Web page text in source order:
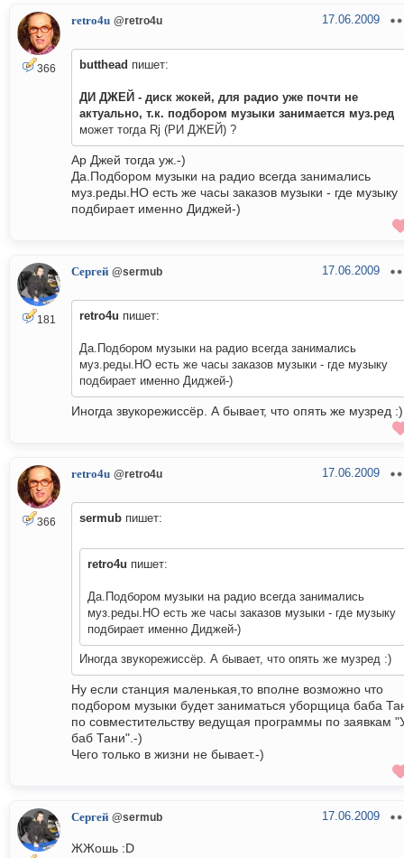
366
retro4u @retro4u 17.06.2009
butthead пишет:
ДИ ДЖЕЙ - диск жокей, для радио уже почти не
актуально, т.к. подбором музыки занимается муз.ред
может тогда Rj (РИ ДЖЕЙ) ?
Ар Джей тогда уж.-)
Да.Подбором музыки на радио всегда занимались
муз.реды.НО есть же часы заказов музыки - где музыку
подбирает именно Диджей-)
181
Сергей @sermub 17.06.2009
retro4u пишет:
Да.Подбором музыки на радио всегда занимались
муз.реды.НО есть же часы заказов музыки - где музыку
подбирает именно Диджей-)
Иногда звукорежиссёр. А бывает, что опять же музред :)
366
retro4u @retro4u 17.06.2009
sermub пишет:
retro4u пишет:
Да.Подбором музыки на радио всегда занимались
муз.реды.НО есть же часы заказов музыки - где музыку
подбирает именно Диджей-)
Иногда звукорежиссёр. А бывает, что опять же музред :)
Ну если станция маленькая,то вполне возможно что
подбором музыки будет заниматься уборщица баба
по совместительству ведущая программы по заявкам
баб Тани".-)
Чего только в жизни не бывает.-)
Сергей @sermub 17.06.2009
ЖЖошь :D